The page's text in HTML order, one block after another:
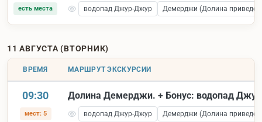
есть места водопад Джур-Джур Демерджи (Долина
11 АВГУСТА (ВТОРНИК)
ВРЕМЯ МАРШРУТ ЭКСКУРСИИ
09:30
мест: 5
Долина Демерджи. + Бонус: водопад
водопад Джур-Джур Демерджи (Долина